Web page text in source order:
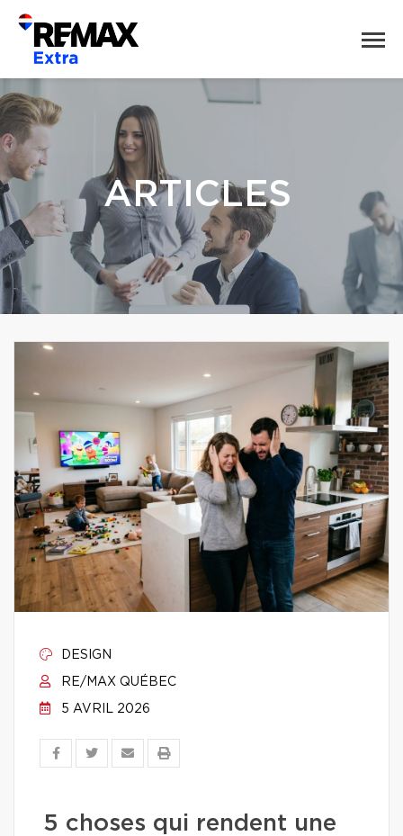
ARTICLES
DESIGN
RE/MAX QUÉBEC
5 AVRIL 2026
5 choses qui rendent une